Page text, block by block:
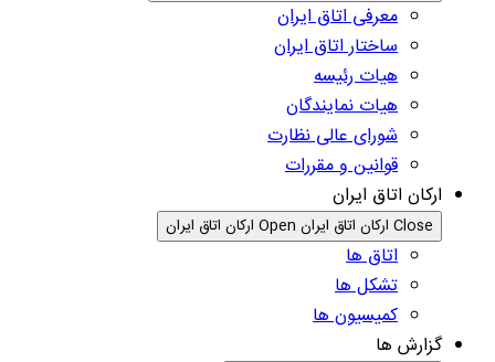
معرفی اتاق ایران
ساختار اتاق ایران
هیات رئیسه
هیات نمایندگان
شورای عالی نظارت
قوانین و مقررات
ارکان اتاق ایران
Close ارکان اتاق ایران Open ارکان اتاق ایران
اتاق ها
تشکل ها
کمیسیون ها
گزارش ها